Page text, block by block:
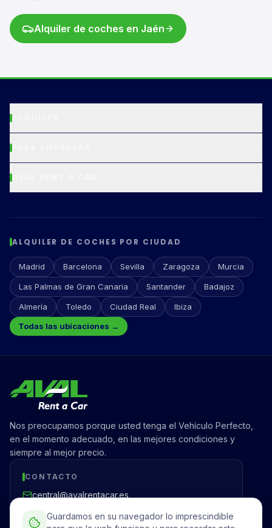
Alquiler de coches en Jaén
ALQUILER DE COCHES POR CIUDAD
Madrid Barcelona Sevilla Zaragoza Murcia
Las Palmas de Gran Canaria Santander Badajoz
Almería Toledo Ciudad Real
Ibiza
Todas las ubicaciones →
Nos preocupamos porque usted tenga el Vehículo Perfecto,
en el momento adecuado, en las mejores condiciones y
siempre al mejor precio.
CONTACTO
central@avalrentacar.es
Madrid, España
Guardamos en su navegador lo imprescindible